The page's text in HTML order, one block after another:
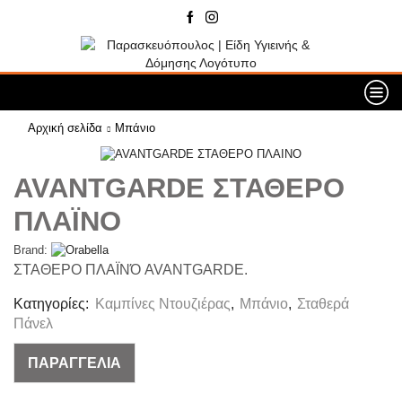
Αρχική σελίδα Μπάνιο
AVANTGARDE ΣΤΑΘΕΡΟ
ΠΛΑΪΝΟ
Brand:
ΣΤΑΘΕΡΟ ΠΛΑΪΝΌ AVANTGARDE.
Κατηγορίες: Καμπίνες Ντουζιέρας, Μπάνιο, Σταθερά
Πάνελ
ΠΑΡΑΓΓΕΛΙΑ